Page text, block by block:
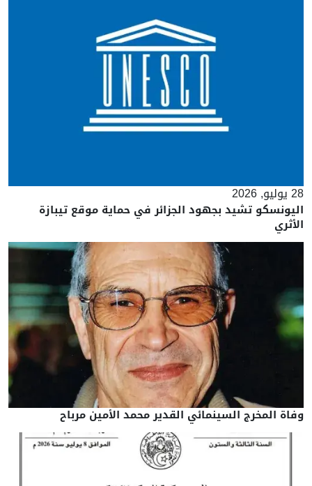
28 يوليو, 2026
اليونسكو تشيد بجهود الجزائر في حماية موقع تيبازة
الأثري
وفاة المخرج السينمائي القدير محمد الأمين مرباح